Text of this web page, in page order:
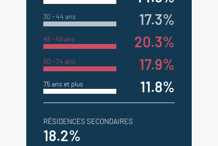
30 - 44 ans 17.3%
45 - 59 ans 20.3%
60 - 74 ans 17.9%
75 ans et plus 11.8%
RÉSIDENCES SECONDAIRES
18.2%